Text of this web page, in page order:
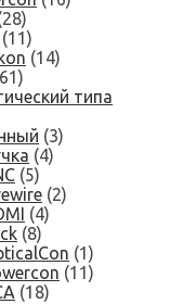
(11)
(14)
типа
(3)
(4)
(5)
(2)
(4)
(8)
(1)
(11)
(18)